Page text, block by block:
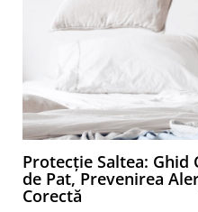
Protecție Saltea: Ghid
de Pat, Prevenirea
Corectă